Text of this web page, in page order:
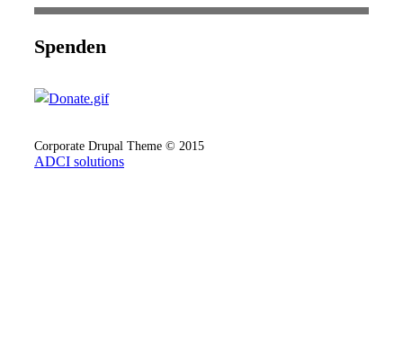
Spenden
Corporate Drupal Theme © 2015
ADCI solutions